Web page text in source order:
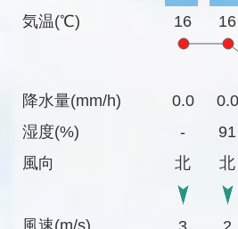
気温(℃)
降水量(mm/h)
湿度(%)
風向
風速(m/s)
16 16
0.0 0.0
-
91
北
北